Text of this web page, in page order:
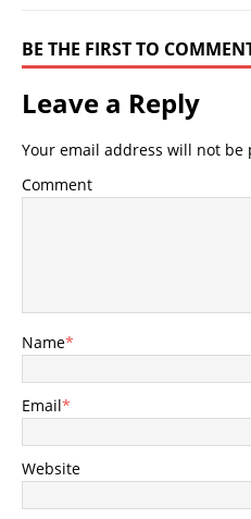
BE THE FIRST TO
Leave a Reply
Your email address will not be
Comment
Name*
Email*
Website